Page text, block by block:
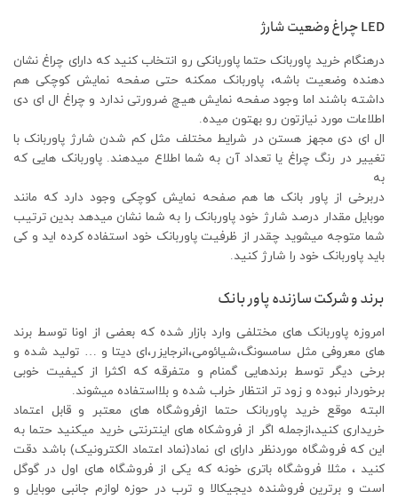
LED چراغ وضعیت شارژ
درهنگام خرید پاوربانک حتما پاوربانکی رو انتخاب کنید که دارای چراغ نشان
دهنده وضعیت باشه، پاوربانک ممکنه حتی صفحه نمایش کوچکی هم
داشته باشند اما وجود صفحه نمایش هیچ ضرورتی ندارد و چراغ ال ای دی
اطلاعات مورد نیازتون رو بهتون میده.
ال ای دی مجهز هستن در شرایط مختلف مثل کم شدن شارژ پاوربانک با
تغییر در رنگ چراغ یا تعداد آن به شما اطلاع میدهند. پاوربانک هایی که
به
دربرخی از پاور بانک ها هم صفحه نمایش کوچکی وجود دارد که مانند
موبایل مقدار درصد شارژ خود پاوربانک را به شما نشان میدهد بدین ترتیب
شما متوجه میشوید چقدر از ظرفیت پاوربانک خود استفاده کرده اید و کی
باید پاوربانک خود را شارژ کنید.
برند و شرکت سازنده پاور بانک
امروزه پاوربانک های مختلفی وارد بازار شده که بعضی از اونا توسط برند
های معروفی مثل سامسونگ،شیائومی،انرجایزر،ای دیتا و … تولید شده و
برخی دیگر توسط برندهایی گمنام و متفرقه که اکثرا از کیفیت خوبی
برخوردار نبوده و زود تر انتظار خراب شده و بلااستفاده میشوند.
البته موقع خرید پاوربانک حتما ازفروشگاه های معتبر و قابل اعتماد
خریداری کنید،ازجمله اگر از فروشکاه های اینترنتی خرید میکنید حتما به
این که فروشگاه موردنظر دارای ای نماد(نماد اعتماد الکترونیک) باشد دقت
کنید ، مثلا فروشگاه باتری خونه که یکی از فروشگاه های اول در گوگل
است و برترین فروشنده دیجیکالا و ترب در حوزه لوازم جانبی موبایل و